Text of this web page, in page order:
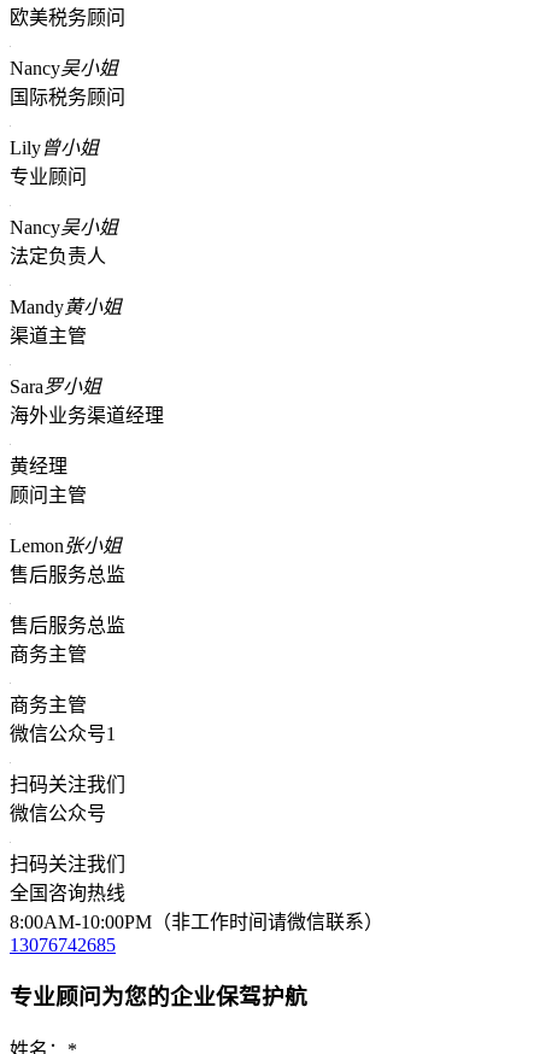
欧美税务顾问
Nancy吴小姐
国际税务顾问
Lily曾小姐
专业顾问
Nancy吴小姐
法定负责人
Mandy黄小姐
渠道主管
Sara罗小姐
海外业务渠道经理
黄经理
顾问主管
Lemon张小姐
售后服务总监
售后服务总监
商务主管
商务主管
微信公众号1
扫码关注我们
微信公众号
扫码关注我们
全国咨询热线
8:00AM-10:00PM（非工作时间请微信联系）
13076742685
专业顾问为您的企业保驾护航
姓名： *